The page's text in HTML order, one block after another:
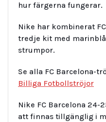
hur färgerna fungerar.
Nike har kombinerat
tredje kit med
strumpor.
Se alla FC Barcelona-
Billiga Fotbollströjor
Nike FC Barcelona
att finnas tillgänglig i